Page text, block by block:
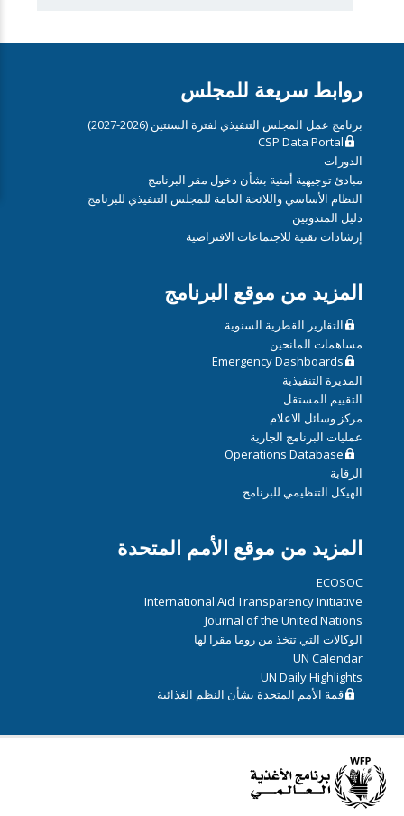
روابط سريعة للمجلس
برنامج عمل المجلس التنفيذي لفترة السنتين (2026-2027)
CSP Data Portal
الدورات
مبادئ توجيهية أمنية بشأن دخول مقر البرنامج
النظام الأساسي واللائحة العامة للمجلس التنفيذي للبرنامج
دليل المندوبين
إرشادات تقنية للاجتماعات الافتراضية
المزيد من موقع البرنامج
التقارير القطرية السنوية
مساهمات المانحين
Emergency Dashboards
المديرة التنفيذية
التقييم المستقل
مركز وسائل الاعلام
عمليات البرنامج الجارية
Operations Database
الرقابة
الهيكل التنظيمي للبرنامج
المزيد من موقع الأمم المتحدة
ECOSOC
International Aid Transparency Initiative
Journal of the United Nations
الوكالات التي تتخذ من روما مقرا لها
UN Calendar
UN Daily Highlights
قمة الأمم المتحدة بشأن النظم الغذائية